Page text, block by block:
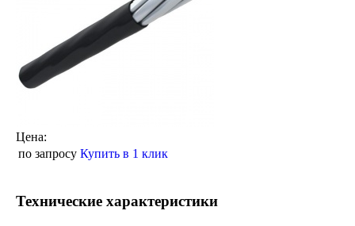
Цена:
по запросу Купить в 1 клик
Технические характеристики